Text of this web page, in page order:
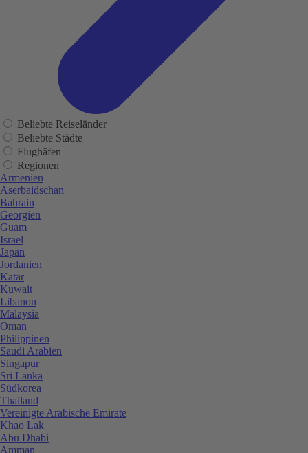
Beliebte Reiseländer
Beliebte Städte
Flughäfen
Regionen
Armenien
Aserbaidschan
Bahrain
Georgien
Guam
Israel
Japan
Jordanien
Katar
Kuwait
Libanon
Malaysia
Oman
Philippinen
Saudi Arabien
Singapur
Sri Lanka
Südkorea
Thailand
Vereinigte Arabische Emirate
Khao Lak
Abu Dhabi
Amman